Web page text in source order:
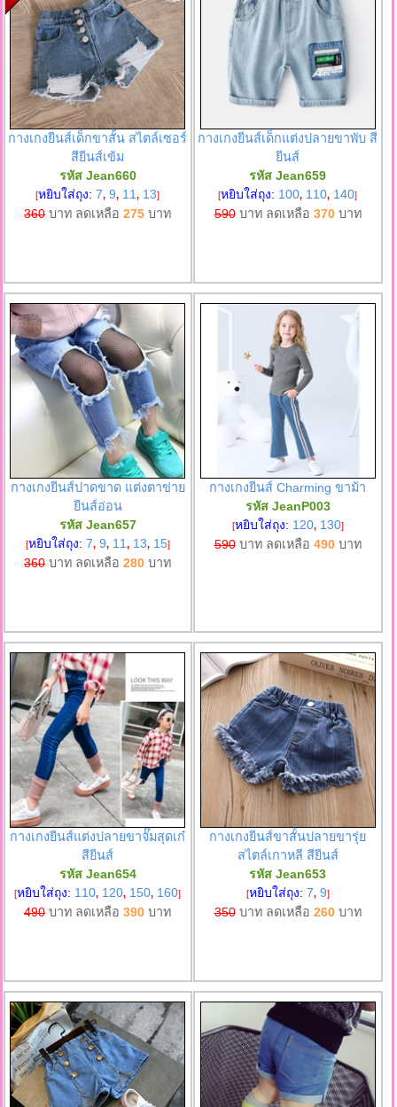
กางเกงยีนส์เด็กขาสั้น สไตล์เซอร์
สียีนส์เข้ม
รหัส Jean660
[หยิบใส่ถุง:7, 9, 11, 13]
360บาท ลดเหลือ275 บาท
กางเกงยีนส์เด็กแต่งปลายขาพับ สี
ยีนส์
รหัส Jean659
[หยิบใส่ถุง: 100, 110, 140]
590บาท ลดเหลือ 370บาท
กางเกงยีนส์ปาดขาด แต่งตาข่าย
ยีนส์อ่อน
รหัส Jean657
[หยิบใส่ถุง: 7, 9, 11 , 13, 15]
360บาท ลดเหลือ280 บาท
กางเกงยีนส์ Charming ขาม้า
รหัส JeanP003
[หยิบใส่ถุง: 120, 130]
590บาท ลดเหลือ 490บาท
กางเกงยีนส์แต่งปลายขาจั๊มสุดเก๋
สียีนส์
รหัส Jean654
[หยิบใส่ถุง: 110, 120, 150, 160]
490บาท ลดเหลือ390 บาท
กางเกงยีนส์ขาสั้นปลายขารุ่ย
สไตล์เกาหลี สียีนส์
รหัส Jean653
[หยิบใส่ถุง: 7, 9]
350บาท ลดเหลือ 260บาท